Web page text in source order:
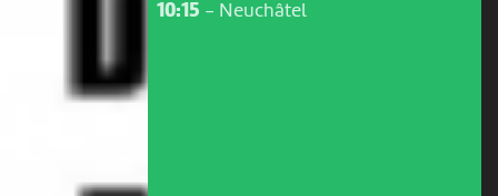
10:15 - Neuchâtel